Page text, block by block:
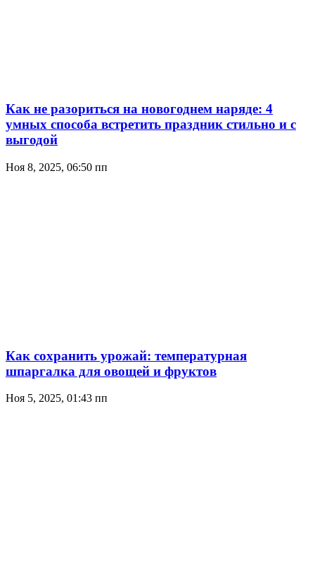
Как не разориться на новогоднем наряде: 4
умных способа встретить праздник стильно и с
выгодой
Ноя 8, 2025, 06:50 пп
Как сохранить урожай: температурная
шпаргалка для овощей и фруктов
Ноя 5, 2025, 01:43 пп